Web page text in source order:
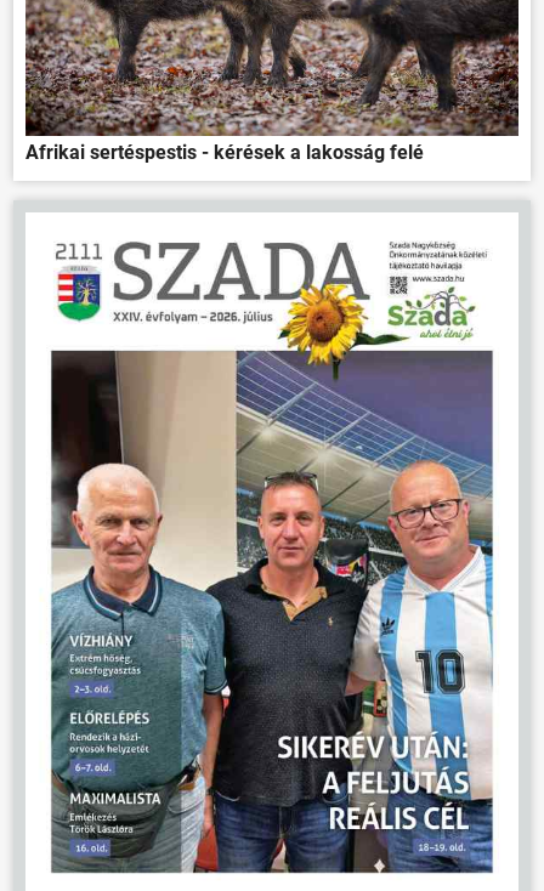
ÖNKORMÁNYZAT
Afrikai sertéspestis - kérések a lakosság felé